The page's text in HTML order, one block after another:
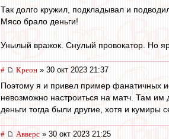
Так долго кружил, подкладывал и
Мясо брало деньги!
Унылый вражок. Снулый провокатор. Но
# Креон » 30 окт 2023 21:37
Поэтому я и привел пример фанатичных
невозможно настроиться на матч. Там
деньги тогда были другие, хотя и кумиры
# Авверс » 30 окт 2023 21:25